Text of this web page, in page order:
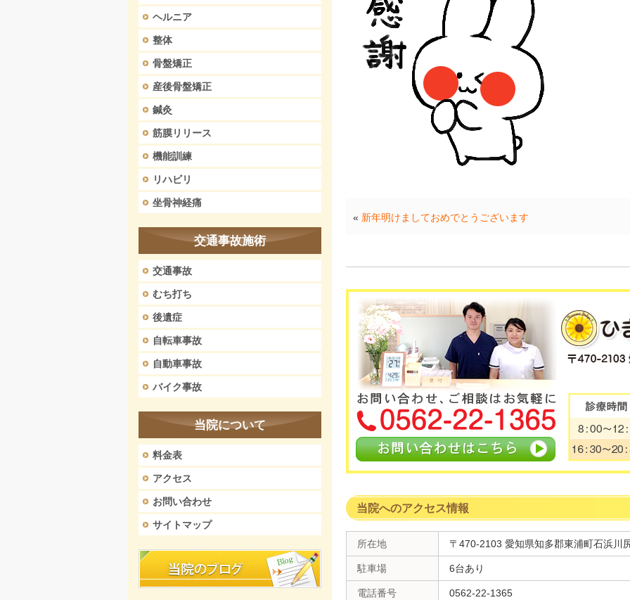
« 新年明けましておめでとうございます
当院へのアクセス情報
所在地 〒470-2103 愛知県知多郡東浦町石浜川
駐車場 6台あり
電話番号 0562-22-1365
ヘルニア
整体
骨盤矯正
産後骨盤矯正
鍼灸
筋膜リリース
機能訓練
リハビリ
坐骨神経痛
交通事故施術
交通事故
むち打ち
後遺症
自転車事故
自動車事故
バイク事故
当院について
料金表
アクセス
お問い合わせ
サイトマップ